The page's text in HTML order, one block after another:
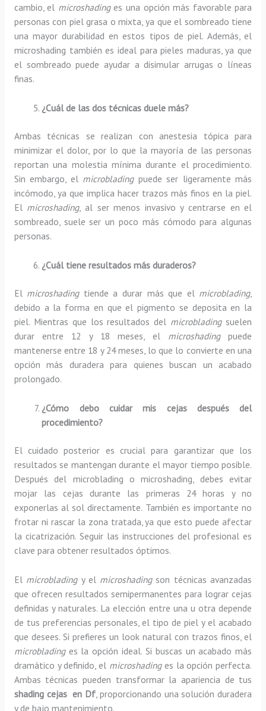
cambio, el microshadinges una opción más favorable para
personas con piel grasa o mixta, ya que el sombreado tiene
una mayor durabilidad en estos tipos de piel. Además, el
microshading también es ideal para pieles maduras, ya que
el sombreado puede ayudar a disimular arrugas o líneas
finas.
¿Cuál de las dos técnicas duele más?
Ambas técnicas se realizan con anestesia tópica para
minimizar el dolor, por lo que la mayoría de las personas
reportan una molestia mínima durante el procedimiento.
Sin embargo, el microbladingpuede ser ligeramente más
incómodo, ya que implica hacer trazos más finos en la piel.
El microshading, al ser menos invasivo y centrarse en el
sombreado, suele ser un poco más cómodo para algunas
personas.
¿Cuál tiene resultados más duraderos?
El microshadingtiende a durar más que el microblading,
debido a la forma en que el pigmento se deposita en la
piel. Mientras que los resultados del microbladingsuelen
durar entre 12 y 18 meses, el microshadingpuede
mantenerse entre 18 y 24 meses, lo que lo convierte en una
opción más duradera para quienes buscan un acabado
prolongado.
¿Cómo debo cuidar mis cejas después del
procedimiento?
El cuidado posterior es crucial para garantizar que los
resultados se mantengan durante el mayor tiempo posible.
Después del microblading o microshading, debes evitar
mojar las cejas durante las primeras 24 horas y no
exponerlas al sol directamente. También es importante no
frotar ni rascar la zona tratada, ya que esto puede afectar
la cicatrización. Seguir las instrucciones del profesional es
clave para obtener resultados óptimos.
El microbladingy el microshadingson técnicas avanzadas
que ofrecen resultados semipermanentes para lograr cejas
definidas y naturales. La elección entre una u otra depende
de tus preferencias personales, el tipo de piel y el acabado
que desees. Si prefieres un look natural con trazos finos, el
microbladinges la opción ideal. Si buscas un acabado más
dramático y definido, el microshadinges la opción perfecta.
Ambas técnicas pueden transformar la apariencia de tus
shading cejas en Df, proporcionando una solución duradera
y de bajo mantenimiento.